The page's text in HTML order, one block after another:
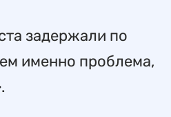
задержали по
именно проблема,